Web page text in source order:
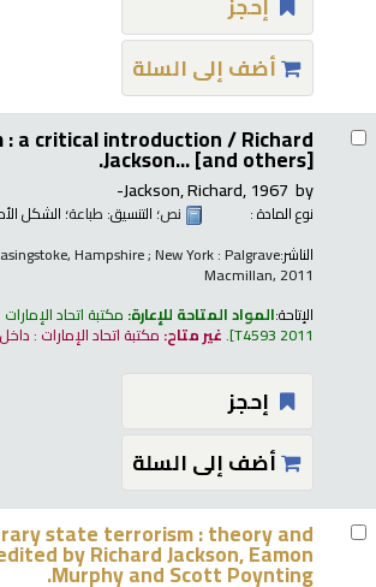
أضف إلى السلة
: a critical introduction /Richard
Jackson... [and others].
by
Jackson, Richard, 1967-
نوع المادة : نص؛ التنسيق: طباعة؛ الشكل
الناشر:Hampshire ; New York : Palgrave
Macmillan, 2011
الإتاحة:المواد المتاحة للإعارة: مكتبة اتحاد الإمارات
T4593 2011
.غير متاح:مكتبة اتحاد الإمارات :
إحجز
أضف إلى السلة
state terrorism : theory and
by Richard Jackson, Eamon
Murphy and Scott Poynting.